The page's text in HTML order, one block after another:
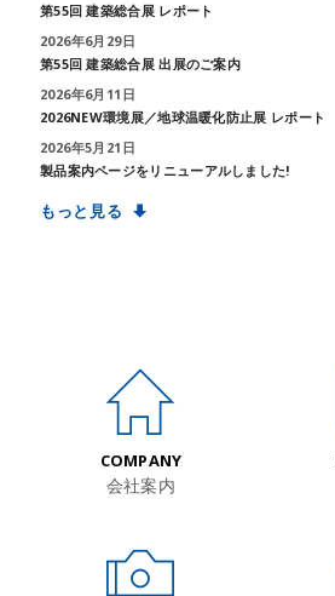
第55回 建築総合展 レポート
2026年6月29日
第55回 建築総合展 出展のご案内
2026年6月11日
2026NEW環境展／地球温暖化防止展 レポート
2026年5月21日
製品案内ページをリニューアルしました!
もっと見る
COMPANY
会社案内